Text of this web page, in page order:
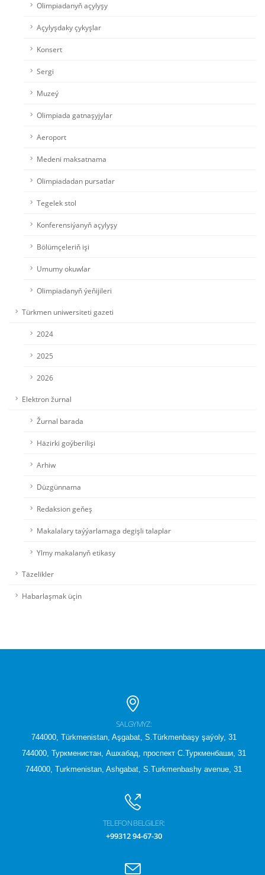
Olimpiadanyň açylyşy
Açylyşdaky çykyşlar
Konsert
Sergi
Muzeý
Olimpiada gatnaşyjylar
Aeroport
Medeni maksatnama
Olimpiadadan pursatlar
Tegelek stol
Konferensiýanyň açylyşy
Bölümçeleriň işi
Umumy okuwlar
Olimpiadanyň ýeňijileri
Türkmen uniwersiteti gazeti
2024
2025
2026
Elektron žurnal
Žurnal barada
Häzirki goýberilişi
Arhiw
Düzgünnama
Redaksion geňeş
Makalalary taýýarlamaga degişli talaplar
Ylmy makalanyň etikasy
Täzelikler
Habarlaşmak üçin
SALGYMYZ:
744000, Türkmenistan, Aşgabat, S.Türkmenbaşy şaýoly, 31
744000, Туркменистан, Ашхабад, проспект С.Туркменбаши, 31
744000, Turkmenistan, Ashgabat, S.Turkmenbashy avenue, 31
TELEFON BELGILER:
+99312 94-67-30